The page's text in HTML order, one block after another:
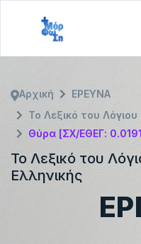
Το Λεξικό του
Ελληνικής
Αρχική
ΕΡΕΥΝΑ
Το Λεξικό του
Θύρα [ΣΧ/ΕΘΕΓ: